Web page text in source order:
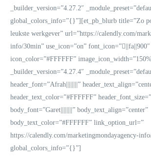
_builder_version=”4.27.2″
global_colors_info=”{}”][et_pb_blurb title=”Zo
leukste werkgever” url=”https://calendly.com/
info/30min” use_icon=”on” font_icon=”||fa||900″
icon_color=”#FFFFFF”
_builder_version=”4.27.4″
header_font=”Afrah||||||||”
header_text_color=”#FFFFFF”
body_font=”Garet||||||||” body_text_align=”center”
body_text_color=”#FFFFFF” link_option_url=”
https://calendly.com/marketingmondayagency-
global_colors_info=”{}”]